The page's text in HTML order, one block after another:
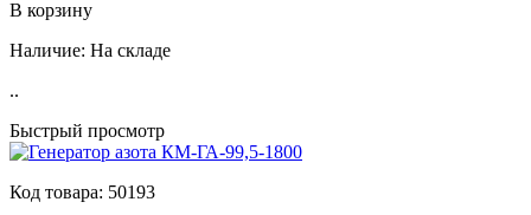
В корзину
Наличие: На складе
..
Быстрый просмотр
Код товара: 50193